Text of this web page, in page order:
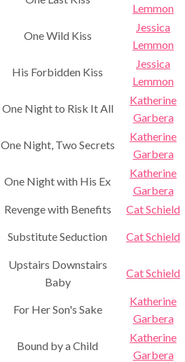
Lemmon
One Wild Kiss
Jessica
Lemmon
His Forbidden Kiss
Jessica
Lemmon
One Night to Risk It All
Katherine
Garbera
One Night, Two Secrets
Katherine
Garbera
One Night with His Ex
Katherine
Garbera
Revenge with Benefits Cat Schield
Substitute Seduction Cat Schield
Upstairs Downstairs
Baby
Cat Schield
For Her Son's Sake
Katherine
Garbera
Bound by a Child
Katherine
Garbera